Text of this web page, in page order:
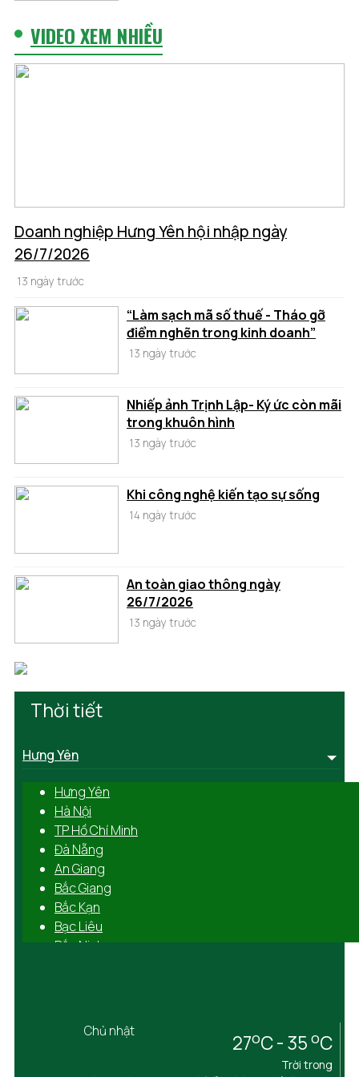
VIDEO XEM NHIỀU
Doanh nghiệp Hưng Yên hội nhập ngày
26/7/2026
13 ngày trước
“Làm sạch mã số thuế - Tháo gỡ
điểm nghẽn trong kinh doanh”
13 ngày trước
Nhiếp ảnh Trịnh Lập- Ký ức còn mãi
trong khuôn hình
13 ngày trước
Khi công nghệ kiến tạo sự sống
14 ngày trước
An toàn giao thông ngày
26/7/2026
13 ngày trước
Thời tiết
Hưng Yên
Hưng Yên
Hà Nội
TP Hồ Chí Minh
Đà Nẵng
An Giang
Bắc Giang
Bắc Kạn
Bạc Liêu
Bắc Ninh
Bình Phước
Bình Thuận
27oC - 35oC
Trời trong
Chủ nhật